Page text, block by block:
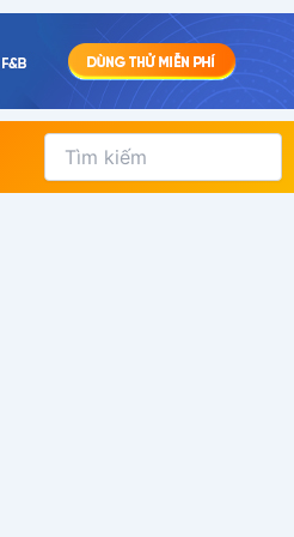
Tìm
kiếm